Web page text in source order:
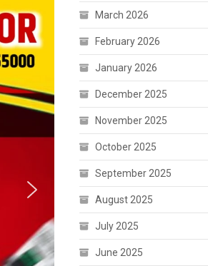
March 2026
February 2026
January 2026
December 2025
November 2025
October 2025
September 2025
August 2025
July 2025
June 2025